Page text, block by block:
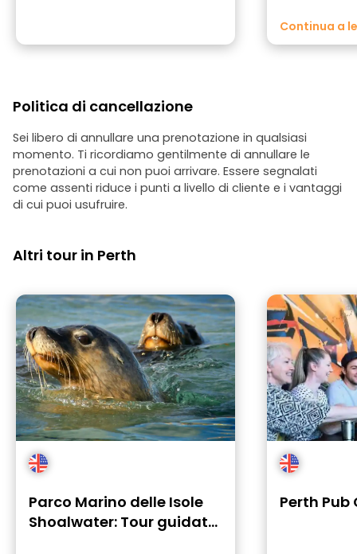
ottimo lavoro
averlo come
Continua a
Politica di cancellazione
Sei libero di annullare una prenotazione in qualsiasi
momento. Ti ricordiamo gentilmente di annullare le
prenotazioni a cui non puoi arrivare. Essere segnalati
come assenti riduce i punti a livello di cliente e i vantaggi
di cui puoi usufruire.
Altri tour in Perth
Parco Marino delle Isole
Shoalwater: Tour guidato
Perth Pub